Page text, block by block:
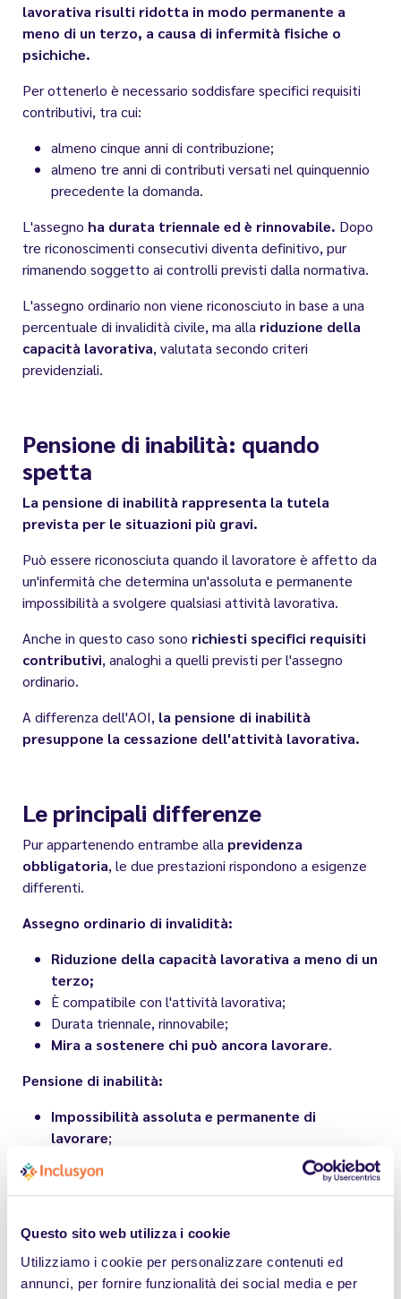
Questo sito web utilizza i cookie
Utilizziamo i cookie per personalizzare contenuti ed
annunci, per fornire funzionalità dei social media e per
lavorativa risulti ridotta in modo permanente a
meno di un terzo, a causa di infermità fisiche o
psichiche.
Per ottenerlo è necessario soddisfare specifici requisiti
contributivi, tra cui:
almeno cinque anni di contribuzione;
almeno tre anni di contributi versati nel quinquennio
precedente la domanda.
L'assegno ha durata triennale ed è rinnovabile. Dopo
tre riconoscimenti consecutivi diventa definitivo, pur
rimanendo soggetto ai controlli previsti dalla normativa.
L'assegno ordinario non viene riconosciuto in base a una
percentuale di invalidità civile, ma alla riduzione della
capacità lavorativa, valutata secondo criteri
previdenziali.
Pensione di inabilità: quando
spetta
La pensione di inabilità rappresenta la tutela
prevista per le situazioni più gravi.
Può essere riconosciuta quando il lavoratore è affetto da
un'infermità che determina un'assoluta e permanente
impossibilità a svolgere qualsiasi attività lavorativa.
Anche in questo caso sono richiesti specifici requisiti
contributivi, analoghi a quelli previsti per l'assegno
ordinario.
A differenza dell'AOI, la pensione di inabilità
presuppone la cessazione dell'attività lavorativa.
Le principali differenze
Pur appartenendo entrambe alla previdenza
obbligatoria, le due prestazioni rispondono a esigenze
differenti.
Assegno ordinario di invalidità:
Riduzione della capacità lavorativa a meno di un
terzo;
È compatibile con l'attività lavorativa;
Durata triennale, rinnovabile;
Mira a sostenere chi può ancora lavorare.
Pensione di inabilità:
Impossibilità assoluta e permanente di
lavorare;
Non è compatibile con lo svolgimento di attività
lavorativa;
Prestazione stabile, salvo verifiche INPS;
lavorativa.
Molte persone ritengono erroneamente che l'assegno